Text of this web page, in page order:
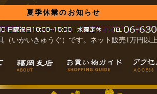
夏季休業のお知らせ
（いかいきゅうぐ）です。ネット販売1万円以